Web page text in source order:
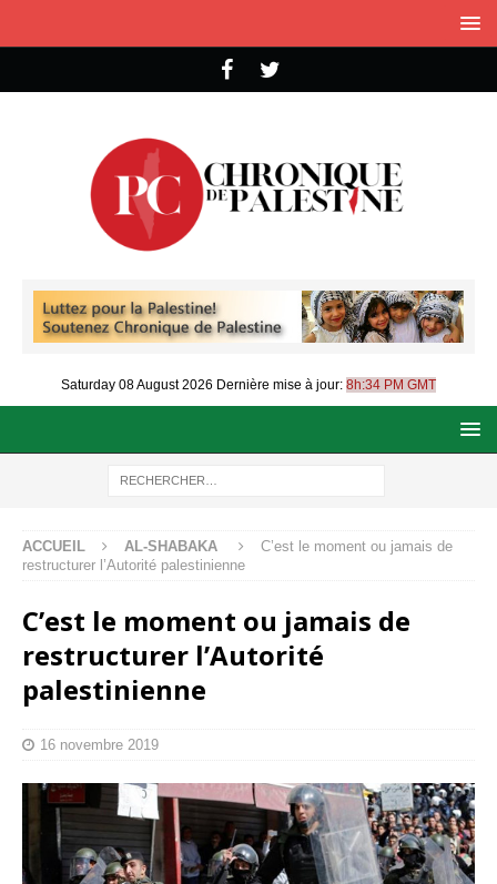
Saturday 08 August 2026 Dernière mise à jour: 8h:34 PM GMT
ACCUEIL AL-SHABAKA
C’est le moment ou jamais de
restructurer l’Autorité palestinienne
C’est le moment ou jamais de
restructurer l’Autorité
palestinienne
16 novembre 2019